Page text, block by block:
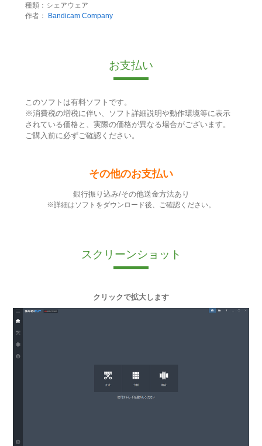
種類：シェアウェア
作者：
Bandicam Company
お支払い
このソフトは有料ソフトです。
※消費税の増税に伴い、ソフト詳細説明や動作環境等に表示
されている価格と、実際の価格が異なる場合がございます。
ご購入前に必ずご確認ください。
その他のお支払い
銀行振り込み/その他送金方法あり
※詳細はソフトをダウンロード後、ご確認ください。
スクリーンショット
クリックで拡大します